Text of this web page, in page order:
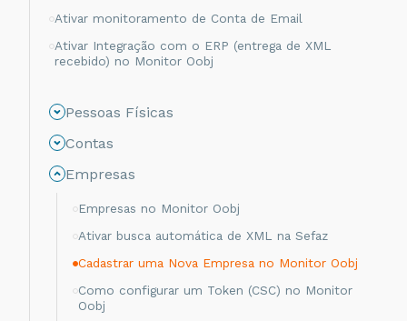
Ativar monitoramento de Conta de Email
Ativar Integração com o ERP (entrega de XML
recebido) no Monitor Oobj
Pessoas Físicas
Contas
Empresas
Empresas no Monitor Oobj
Ativar busca automática de XML na Sefaz
Cadastrar uma Nova Empresa no Monitor Oobj
Como configurar um Token (CSC) no Monitor
Oobj